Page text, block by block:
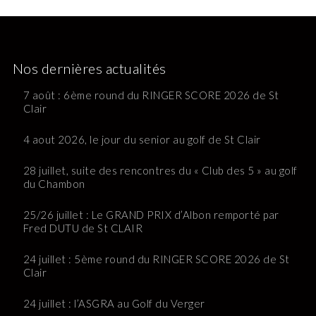
Nos dernières actualités
7 août : 6ème round du RINGER SCORE 2026 de St
Clair
4 aout 2026, le jour du senior au golf de St Clair
28 juillet, suite des rencontres du « Club des 5 » au golf
du Chambon
25/26 juillet : Le GRAND PRIX d’Albon remporté par
Fred DUTU de St CLAIR
24 juillet : 5ème round du RINGER SCORE 2026 de St
Clair
24 juillet : l’ASGRA au Golf du Verger